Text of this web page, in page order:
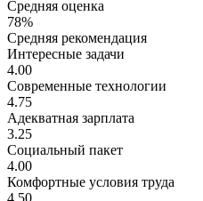
Средняя оценка
78%
Средняя рекомендация
Интересные задачи
4.00
Современные технологии
4.75
Адекватная зарплата
3.25
Социальный пакет
4.00
Комфортные условия труда
4.50